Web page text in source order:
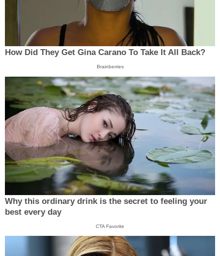
How Did They Get Gina Carano To Take It All Back?
Brainberries
Why this ordinary drink is the secret to feeling your
best every day
CTA Favorite